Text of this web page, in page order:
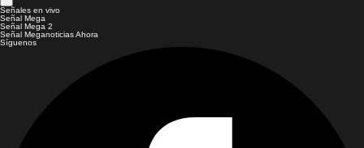
Señales en vivo
Señal Mega
Señal Mega 2
Señal Meganoticias Ahora
Síguenos